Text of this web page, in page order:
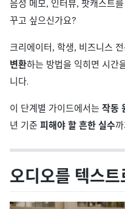
음성 메모, 인터뷰, 팟캐스트
꾸고 싶으신가요?
크리에이터, 학생, 비즈니스
변환하는 방법을 익히면 시간
니다.
이 단계별 가이드에서는 작동
년 기준 피해야 할 흔한 실수
오디오를 텍스